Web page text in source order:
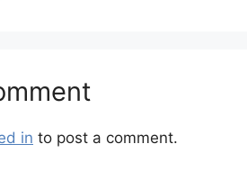
in to post a comment.